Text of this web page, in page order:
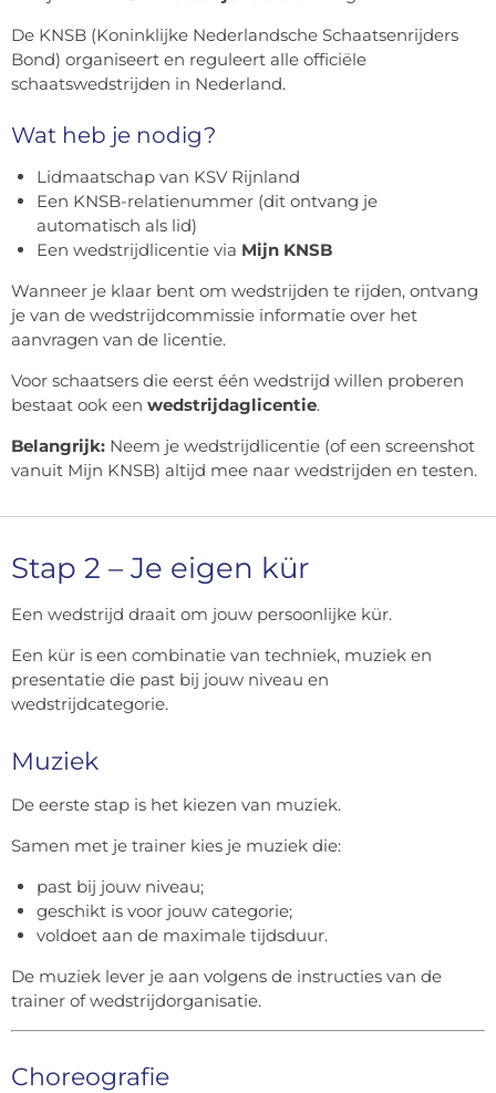
De KNSB (Koninklijke Nederlandsche Schaatsenrijders
Bond) organiseert en reguleert alle officiële
schaatswedstrijden in Nederland.
Wat heb je nodig?
Lidmaatschap van KSV Rijnland
Een KNSB-relatienummer (dit ontvang je
automatisch als lid)
Een wedstrijdlicentie via Mijn KNSB
Wanneer je klaar bent om wedstrijden te rijden, ontvang
je van de wedstrijdcommissie informatie over het
aanvragen van de licentie.
Voor schaatsers die eerst één wedstrijd willen proberen
bestaat ook een wedstrijdaglicentie.
Belangrijk: Neem je wedstrijdlicentie (of een screenshot
vanuit Mijn KNSB) altijd mee naar wedstrijden en testen.
Stap 2 – Je eigen kür
Een wedstrijd draait om jouw persoonlijke kür.
Een kür is een combinatie van techniek, muziek en
presentatie die past bij jouw niveau en
wedstrijdcategorie.
Muziek
De eerste stap is het kiezen van muziek.
Samen met je trainer kies je muziek die:
past bij jouw niveau;
geschikt is voor jouw categorie;
voldoet aan de maximale tijdsduur.
De muziek lever je aan volgens de instructies van de
trainer of wedstrijdorganisatie.
Choreografie